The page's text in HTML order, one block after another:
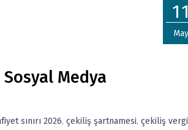
11
May
Medya
sınırı 2026, çekiliş şartnamesi, çekiliş